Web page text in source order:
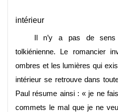
intérieur
Il n’y a pas de
tolkiénienne. Le romancier
ombres et les lumières qui
intérieur se retrouve dans
Paul résume ainsi : « je ne
commets le mal que je ne